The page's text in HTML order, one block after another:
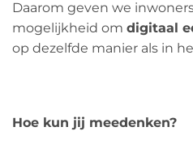
Daarom geven we
mogelijkheid om digitaal
op dezelfde manier als in
Hoe kun jij meedenken?